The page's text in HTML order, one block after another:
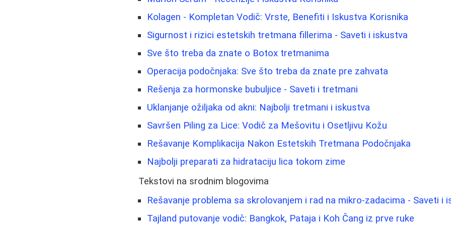
Kolagen - Kompletan Vodič: Vrste, Benefiti i Iskustva Korisnika
Sigurnost i rizici estetskih tretmana fillerima - Saveti i iskustva
Sve što treba da znate o Botox tretmanima
Operacija podočnjaka: Sve što treba da znate pre zahvata
Rešenja za hormonske bubuljice - Saveti i tretmani
Uklanjanje ožiljaka od akni: Najbolji tretmani i iskustva
Savršen Piling za Lice: Vodič za Mešovitu i Osetljivu Kožu
Rešavanje Komplikacija Nakon Estetskih Tretmana Podočnjaka
Najbolji preparati za hidrataciju lica tokom zime
Tekstovi na srodnim blogovima
Rešavanje problema sa skrolovanjem i rad na mikro-zadacima - Saveti i
Tajland putovanje vodič: Bangkok, Pataja i Koh Čang iz prve ruke